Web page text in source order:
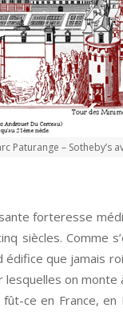
Paturange – Sotheby’s
forteresse
siècles. Comme
que jamais
on
ce en France,